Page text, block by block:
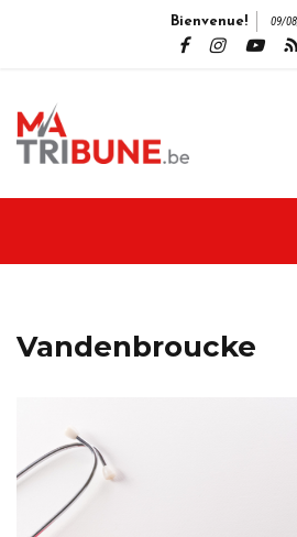
Bienvenue! 09/
Vandenbroucke